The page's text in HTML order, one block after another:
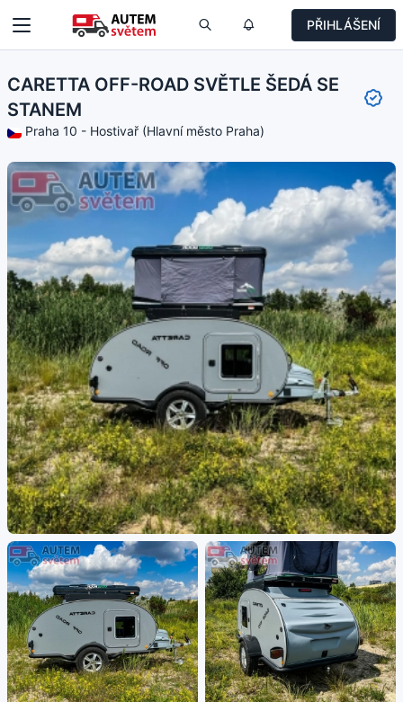
PŘIHLÁŠENÍ
CARETTA OFF-ROAD SVĚTLE ŠEDÁ SE
STANEM
Praha 10 - Hostivař (Hlavní město Praha)